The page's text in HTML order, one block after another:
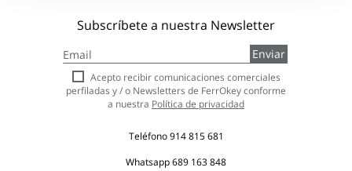
Subscríbete a nuestra Newsletter
a
nuestro
boletín
de
Enviar
Acepto recibir comunicaciones comerciales
perfiladas y / o Newsletters de FerrOkey conforme
a nuestra Política de privacidad
Teléfono914 815 681
Whatsapp689 163 848